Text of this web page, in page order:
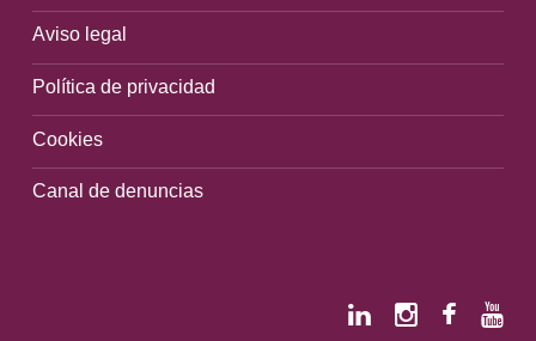
Aviso legal
Política de privacidad
Cookies
Canal de denuncias